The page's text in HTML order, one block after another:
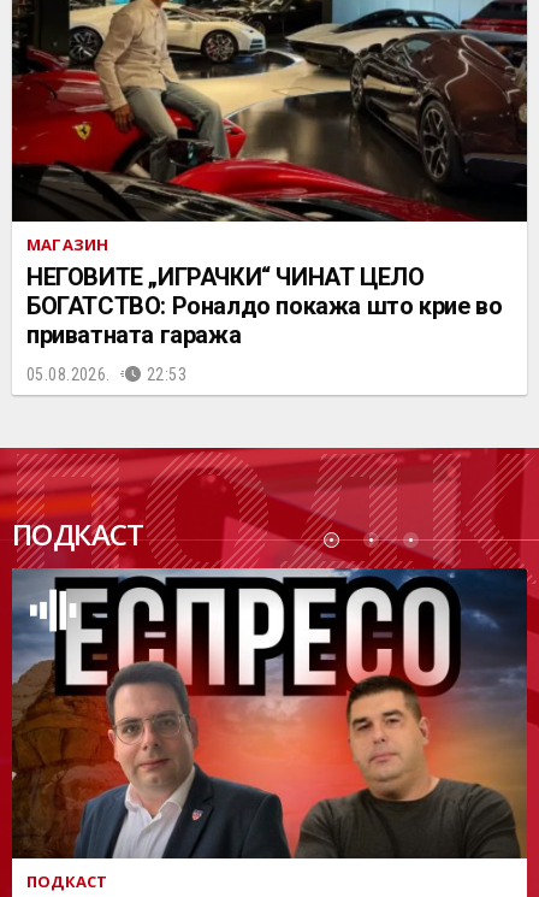
МАГАЗИН
НЕГОВИТЕ „ИГРАЧКИ“ ЧИНАТ ЦЕЛО
БОГАТСТВО: Роналдо покажа што крие во
приватната гаража
05.08.2026. 22:53
ПОДКАСТ
ПОДК
АСТ
ПОДКАСТ